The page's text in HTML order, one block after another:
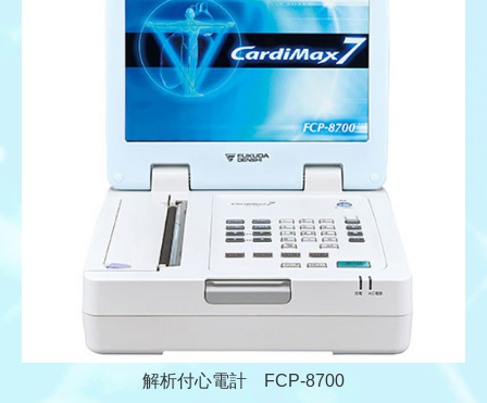
解析付心電計 FCP-8700